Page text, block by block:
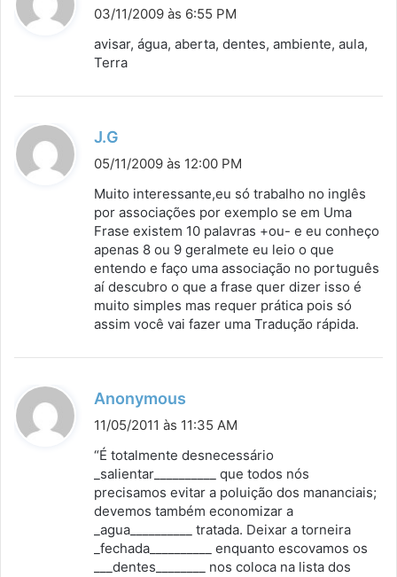
i
03/11/2009 às 6:55 PM
avisar, água, aberta, dentes, ambiente, aula,
Terra
J.G
i
s
e
:
05/11/2009 às 12:00 PM
Muito interessante,eu só trabalho no inglês
por associações por exemplo se em Uma
Frase existem 10 palavras +ou- e eu conheço
apenas 8 ou 9 geralmete eu leio o que
entendo e faço uma associação no português
aí descubro o que a frase quer dizer isso é
muito simples mas requer prática pois só
assim você vai fazer uma Tradução rápida.
Anonymous
i
e
:
11/05/2011 às 11:35 AM
“É totalmente desnecessário
_salientar__________ que todos nós
precisamos evitar a poluição dos mananciais;
devemos também economizar a
_agua__________ tratada. Deixar a torneira
_fechada__________ enquanto escovamos os
___dentes________ nos coloca na lista dos